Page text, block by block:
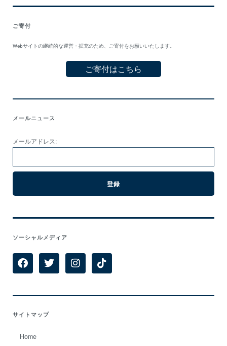
ご寄付
Webサイトの継続的な運営・拡充のため、ご寄付をお願いいたします。
ご寄付はこちら
メールニュース
メールアドレス:
ソーシャルメディア
サイトマップ
Home